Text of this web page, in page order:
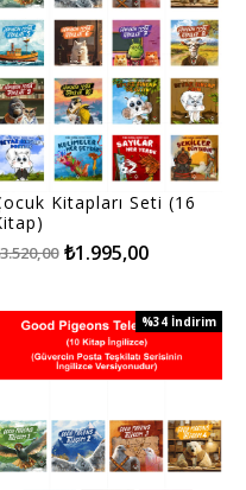
Kitapları Seti (16
₺1.995,00
%34 İndirim
%34İndirim